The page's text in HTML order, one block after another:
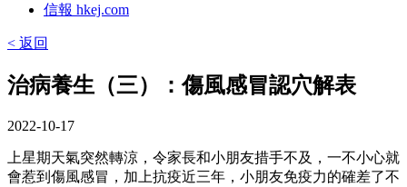
信報 hkej.com
< 返回
治病養生（三）：傷風感冒認穴解表
2022-10-17
上星期天氣突然轉涼，令家長和小朋友措手不及，一不小心就
會惹到傷風感冒，加上抗疫近三年，小朋友免疫力的確差了不